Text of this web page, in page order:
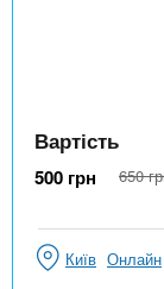
Вартість
500 грн 650
Київ Онлайн